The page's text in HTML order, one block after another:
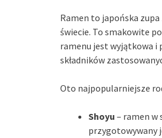
Ramen to japońska
świecie. To smakowite
ramenu jest wyjątkowa i
składników
Oto najpopularniejsze
Shoyu – ramen w
przygotowywany